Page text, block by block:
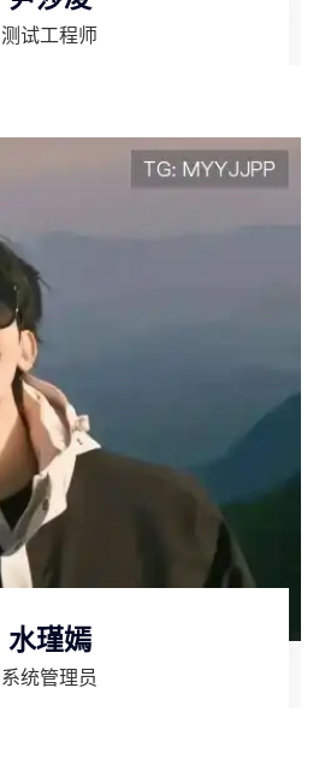
测试工程师
水瑾嫣
系统管理员